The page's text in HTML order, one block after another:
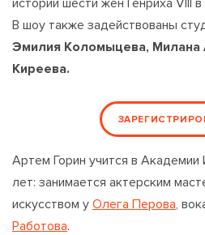
В шоу также задействованы
Эмилия Коломыцева, Милана
Киреева.
Артем Горин учится в
лет: занимается актерским
искусством у Олега Перова,
Работова.